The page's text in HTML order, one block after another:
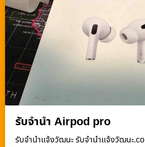
รับจำนำ Airpod pro
รับจํานําแจ้งวัฒนะ รับจํานําแจ้งวัฒนะ.co